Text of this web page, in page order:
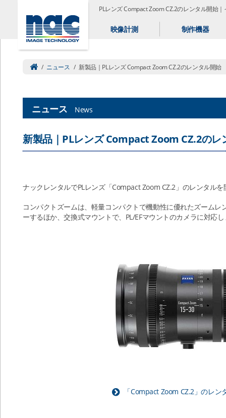
PLレンズ Compact Zoom CZ.2のレンタル開始
映像計測 制作機器
/ ニュース / 新製品｜PLレンズ Compact Zoom CZ.2のレンタル開始
ニュース News
新製品｜PLレンズ Compact Zoom CZ.2のレ
ナックレンタルでPLレンズ「Compact Zoom CZ.2」のレンタル
コンパクトズームは、軽量コンパクトで機動性に優れたズーム
ーするほか、交換式マウントで、PL/EFマウントのカメラに対応
「Compact Zoom CZ.2」のレン